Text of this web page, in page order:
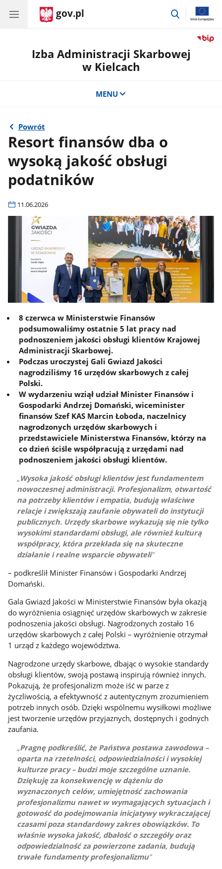
gov.pl
przejdź
Izba Administracji Skarbowej
w Kielcach
MENU
Powrót
Resort finansów dba o
wysoką jakość obsługi
podatników
11.06.2026
8 czerwca w Ministerstwie Finansów
podsumowaliśmy ostatnie 5 lat pracy nad
podnoszeniem jakości obsługi klientów Krajowej
Administracji Skarbowej.
Podczas uroczystej Gali Gwiazd Jakości
nagrodziliśmy 16 urzędów skarbowych z całej
Polski.
W wydarzeniu wziął udział Minister Finansów i
Gospodarki Andrzej Domański, wiceminister
finansów Szef KAS Marcin Łoboda, naczelnicy
nagrodzonych urzędów skarbowych i
przedstawiciele Ministerstwa Finansów, którzy na
co dzień ściśle współpracują z urzędami nad
podnoszeniem jakości obsługi klientów.
Wysoka jakość obsługi klientów jest fundamentem
nowoczesnej administracji. Profesjonalizm, otwartość
na potrzeby klientów i empatia, budują właściwe
relacje i zwiększają zaufanie obywateli do instytucji
publicznych. Urzędy skarbowe wykazują się nie tylko
wysokimi standardami obsługi, ale również kulturą
współpracy, która przekłada się na skuteczne
działanie i realne wsparcie obywateli
– podkreślił Minister Finansów i Gospodarki Andrzej
Domański.
Gala Gwiazd Jakości w Ministerstwie Finansów była okazją
do wyróżnienia osiągnięć urzędów skarbowych w zakresie
podnoszenia jakości obsługi. Nagrodzonych zostało 16
urzędów skarbowych z całej Polski – wyróżnienie otrzymał
1 urząd z każdego województwa.
Nagrodzone urzędy skarbowe, dbając o wysokie standardy
obsługi klientów, swoją postawą inspirują również innych.
Pokazują, że profesjonalizm może iść w parze z
życzliwością, a efektywność z autentycznym zrozumieniem
potrzeb innych osób. Dzięki wspólnemu wysiłkowi możliwe
jest tworzenie urzędów przyjaznych, dostępnych i godnych
zaufania.
Pragnę podkreślić, że Państwa postawa zawodowa –
oparta na rzetelności, odpowiedzialności i wysokiej
kulturze pracy – budzi moje szczególne uznanie.
Dziękuję za konsekwencję w dążeniu do
wyznaczonych celów, umiejętność zachowania
profesjonalizmu nawet w wymagających sytuacjach i
gotowość do podejmowania inicjatywy wykraczającej
czasami poza standardowy zakres obowiązków. To
właśnie wysoka jakość, dbałość o szczegóły oraz
odpowiedzialność za powierzone zadania, budują
trwałe fundamenty profesjonalizmu